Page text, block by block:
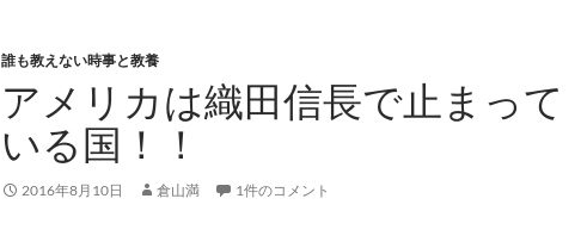
誰も教えない時事と教養
アメリカは織田信長で止まって
いる国！！
2016年8月10日 倉山満 1件のコメント